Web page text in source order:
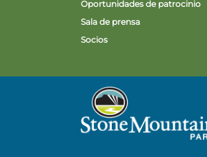
Oportunidades de patrocinio
Sala de prensa
Socios